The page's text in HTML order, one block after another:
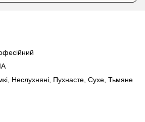
Неслухняні, Пухнасте, Сухе, Тьмяне